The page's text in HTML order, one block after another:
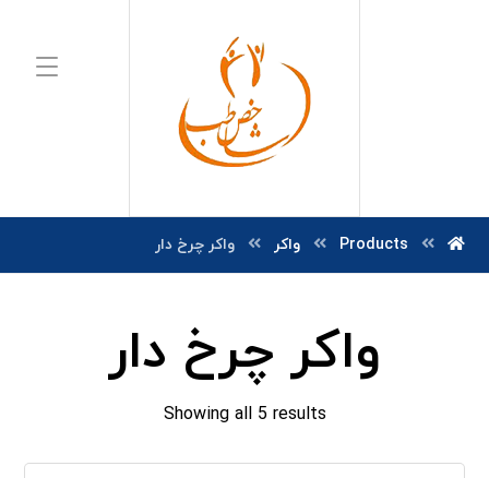
Products واکر واکر چرخ دار
واکر چرخ دار
Showing all 5 results